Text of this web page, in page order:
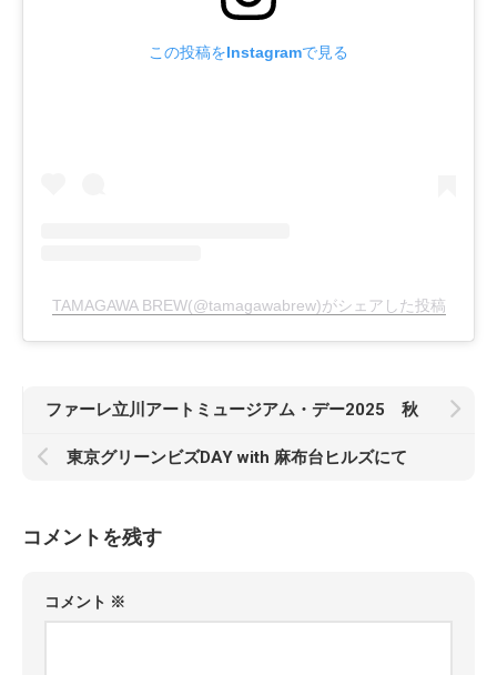
この投稿をInstagramで見る
TAMAGAWA BREW(@tamagawabrew)がシェアした投稿
ファーレ立川アートミュージアム・デー2025 秋
東京グリーンビズDAY with 麻布台ヒルズにて
コメントを残す
コメント ※